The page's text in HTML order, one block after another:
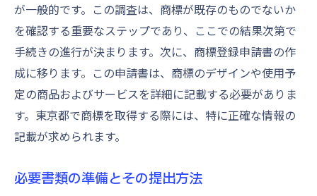
が一般的です。この調査は、商標が既存のものでないか
を確認する重要なステップであり、ここでの結果次第で
手続きの進行が決まります。次に、商標登録申請書の作
成に移ります。この申請書は、商標のデザインや使用予
定の商品およびサービスを詳細に記載する必要がありま
す。東京都で商標を取得する際には、特に正確な情報の
記載が求められます。
必要書類の準備とその提出方法